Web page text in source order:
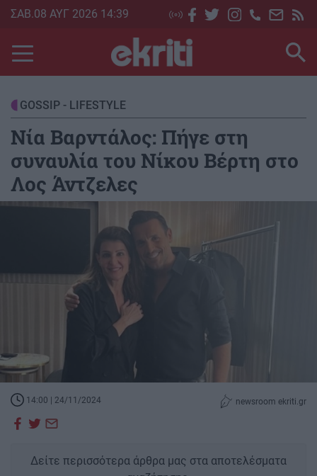
Skip
main
content
ΣΑΒ.08 ΑΥΓ 2026 14:39
GOSSIP - LIFESTYLE
Νία Βαρντάλος: Πήγε στη
συναυλία του Νίκου Βέρτη στο
Λος Άντζελες
14:00 | 24/11/2024 newsroom ekriti.gr
Δείτε περισσότερα άρθρα μας στα αποτελέσματα